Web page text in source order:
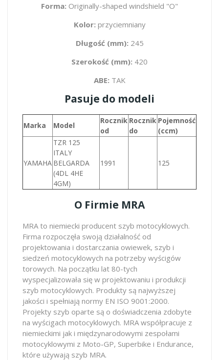
Forma: Originally-shaped windshield "O"
Kolor: przyciemniany
Długość (mm): 245
Szerokość (mm): 420
ABE: TAK
Pasuje do modeli
Marka Model
Rocznik
od
Rocznik
do
Pojemność
(ccm)
YAMAHA
TZR 125
ITALY
BELGARDA
(4DL 4HE
4GM)
1991 125
O Firmie MRA
MRA to niemiecki producent szyb motocyklowych.
Firma rozpoczęła swoją działalność od
projektowania i dostarczania owiewek, szyb i
siedzeń motocyklowych na potrzeby wyścigów
torowych. Na początku lat 80-tych
wyspecjalizowała się w projektowaniu i produkcji
szyb motocyklowych. Produkty są najwyższej
jakości i spełniają normy EN ISO 9001:2000.
Projekty szyb oparte są o doświadczenia zdobyte
na wyścigach motocyklowych. MRA współpracuje z
niemieckimi jak i międzynarodowymi zespołami
motocyklowymi z Moto-GP, Superbike i Endurance,
które używają szyb MRA.